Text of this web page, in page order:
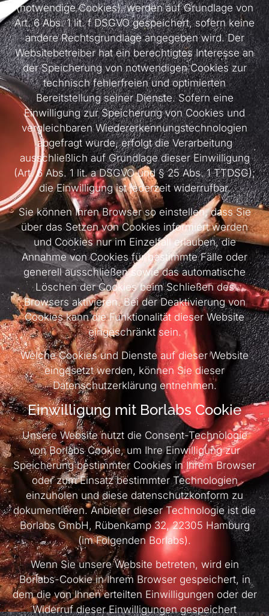
(notwendige Cookies), werden auf Grundlage von
Art. 6 Abs. 1 lit. f DSGVO gespeichert, sofern keine
andere Rechtsgrundlage angegeben wird. Der
Websitebetreiber hat ein berechtigtes Interesse an
der Speicherung von notwendigen Cookies zur
technisch fehlerfreien und optimierten
Bereitstellung seiner Dienste. Sofern eine
Einwilligung zur Speicherung von Cookies und
vergleichbaren Wiedererkennungstechnologien
abgefragt wurde, erfolgt die Verarbeitung
ausschließlich auf Grundlage dieser Einwilligung
(Art. 6 Abs. 1 lit. a DSGVO und § 25 Abs. 1 TTDSG);
die Einwilligung ist jederzeit widerrufbar.
Sie können Ihren Browser so einstellen, dass Sie
über das Setzen von Cookies informiert werden
und Cookies nur im Einzelfall erlauben, die
Annahme von Cookies für bestimmte Fälle oder
generell ausschließen sowie das automatische
Löschen der Cookies beim Schließen des
Browsers aktivieren. Bei der Deaktivierung von
Cookies kann die Funktionalität dieser Website
eingeschränkt sein.
Welche Cookies und Dienste auf dieser Website
eingesetzt werden, können Sie dieser
Datenschutzerklärung entnehmen.
Einwilligung mit Borlabs Cookie
Unsere Website nutzt die Consent-Technologie
von Borlabs Cookie, um Ihre Einwilligung zur
Speicherung bestimmter Cookies in Ihrem Browser
oder zum Einsatz bestimmter Technologien
einzuholen und diese datenschutzkonform zu
dokumentieren. Anbieter dieser Technologie ist die
Borlabs GmbH, Rübenkamp 32, 22305 Hamburg
(im Folgenden Borlabs).
Wenn Sie unsere Website betreten, wird ein
Borlabs-Cookie in Ihrem Browser gespeichert, in
dem die von Ihnen erteilten Einwilligungen oder der
Widerruf dieser Einwilligungen gespeichert